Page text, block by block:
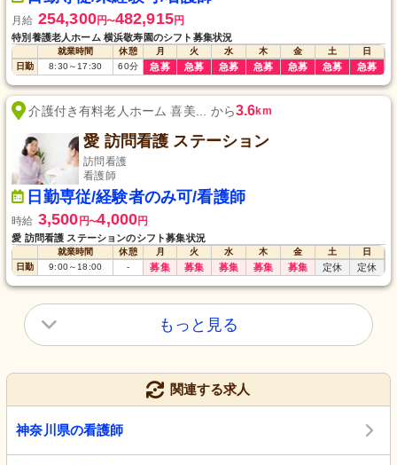
月給 254,300円〜482,915円
特別養護老人ホーム 横浜敬寿園のシフト募集状況
就業時間 休憩 月 火 水 木 金 土
日
日勤
8:30～17:30 60分 急募 急募 急募 急募 急募 急募 急募
介護付き有料老人ホーム 喜美... から3.6km
愛 訪問看護 ステーション
訪問看護
看護師
日勤専従/経験者のみ可/看護師
時給 3,500 円〜4,000円
愛 訪問看護 ステーションのシフト募集状況
就業時間 休憩 月 火 水 木 金 土
日
日勤
9:00～18:00 - 募集 募集 募集 募集 募集 定休 定休
もっと見る
関連する求人
神奈川県の看護師